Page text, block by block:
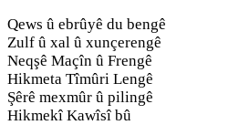
Qews û ebrûyê du bengê
Zulf û xal û xunçerengê
Neqşê Maçîn û Frengê
Hikmeta Tîmûri Lengê
Şêrê mexmûr û pilingê
Hikmekî Kawîsî bû